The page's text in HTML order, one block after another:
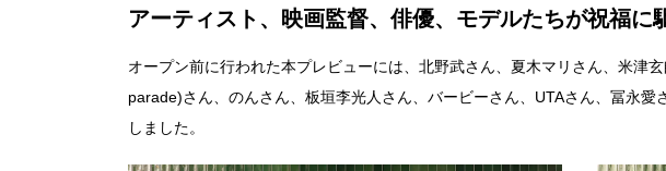
アーティスト、映画監督、俳優、モデルたちが祝福に
オープン前に行われた本プレビューには、北野武さん、夏木マリさん、米津
parade)さん、のんさん、板垣李光人さん、バービーさん、UTAさん、冨永
しました。